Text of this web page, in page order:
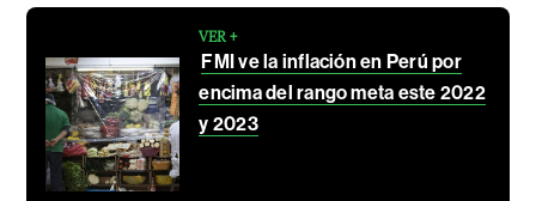
VER +
FMI ve la inflación en Perú por
encima del rango meta este 2022
y 2023